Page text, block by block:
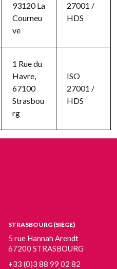
93120 La
Courneu
ve
27001 /
HDS
1 Rue du
Havre,
67100
Strasbou
rg
ISO
27001 /
HDS
STRASBOURG (SIÈGE)
5 rue Hannah Arendt
67200 STRASBOURG
+33 (0)3 88 99 02 82